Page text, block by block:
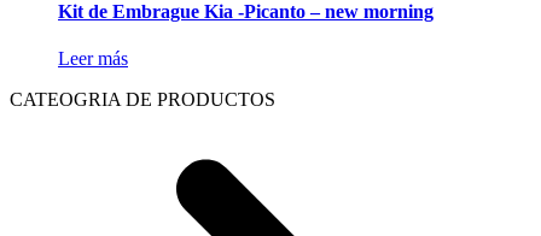
Kit de Embrague Kia -Picanto – new morning
Leer más
CATEOGRIA DE PRODUCTOS